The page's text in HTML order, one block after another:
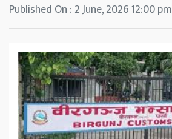
Published On : 2 June, 2026 12:00 pm